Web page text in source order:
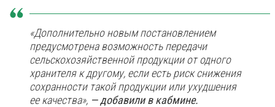
«Дополнительно новым постановлением
предусмотрена возможность передачи
сельскохозяйственной продукции от одного
хранителя к другому, если есть риск снижения
сохранности такой продукции или ухудшения
ее качества», — добавили в кабмине.